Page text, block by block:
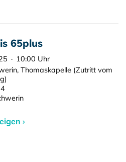
65plus
· 10:00 Uhr
Thomaskapelle (Zutritt vom
›